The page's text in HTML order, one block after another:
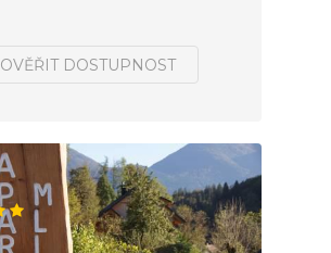
OVĚŘIT DOSTUPNOST